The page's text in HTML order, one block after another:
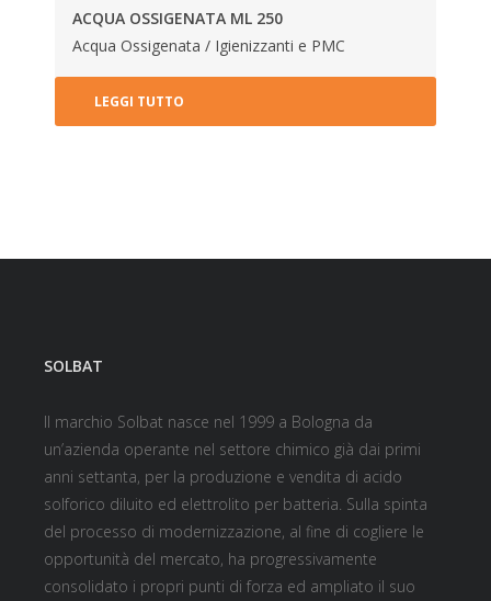
ACQUA OSSIGENATA ML 250
Acqua Ossigenata / Igienizzanti e PMC
LEGGI TUTTO
SOLBAT
Il marchio Solbat nasce nel 1999 a Bologna da
un’azienda operante nel settore chimico già dai primi
anni settanta, per la produzione e vendita di acido
solforico diluito ed elettrolito per batteria. Sulla spinta
del processo di modernizzazione, al fine di cogliere le
opportunità del mercato, ha progressivamente
consolidato i propri punti di forza ed ampliato il suo